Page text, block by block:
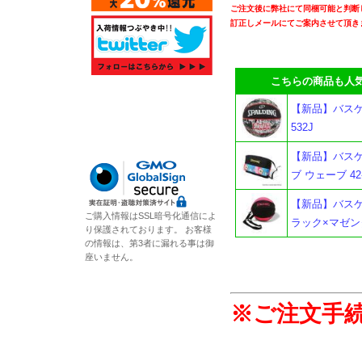
ご注文後に弊社にて同梱可能と判
訂正しメールにてご案内させて頂き
こちらの商品も人気
【新品】バ
532J
【新品】バ
ブ ウェーブ
【新品】バ
ラック×マゼ
※ご注文手
ご購入情報はSSL暗号化通信によ
り保護されております。 お客様
の情報は、第3者に漏れる事は御
座いません。